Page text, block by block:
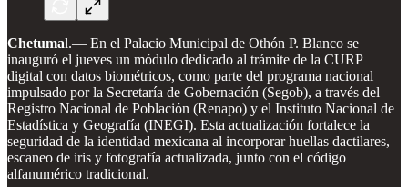
Chetumal.— En el Palacio Municipal de Othón P. Blanco se
inauguró el jueves un módulo dedicado al trámite de la CURP
digital con datos biométricos, como parte del programa nacional
impulsado por la Secretaría de Gobernación (Segob), a través del
Registro Nacional de Población (Renapo) y el Instituto Nacional de
Estadística y Geografía (INEGI). Esta actualización fortalece la
seguridad de la identidad mexicana al incorporar huellas dactilares,
escaneo de iris y fotografía actualizada, junto con el código
alfanumérico tradicional.